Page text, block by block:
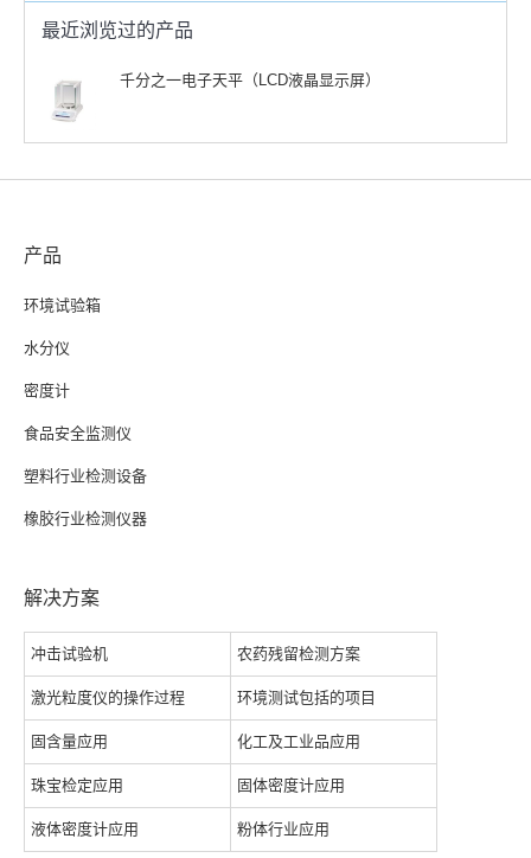
最近浏览过的产品
千分之一电子天平（LCD液晶显示屏）
产品
环境试验箱
水分仪
密度计
食品安全监测仪
塑料行业检测设备
橡胶行业检测仪器
解决方案
冲击试验机 农药残留检测方案
激光粒度仪的操作过程 环境测试包括的项目
固含量应用 化工及工业品应用
珠宝检定应用 固体密度计应用
液体密度计应用 粉体行业应用